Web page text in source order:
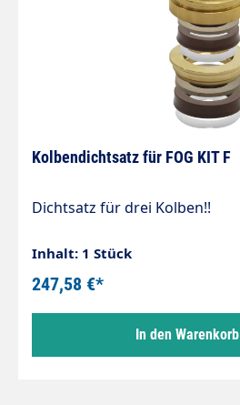
Kolbendichtsatz für FOG KIT F
Dichtsatz für drei Kolben!!
Inhalt: 1 Stück
247,58 €*
In den Warenkorb